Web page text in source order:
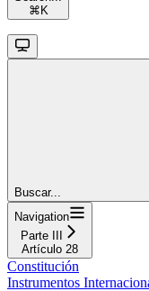
⌘ K
Buscar...
Navigation
Parte III
Artículo 28
Constitución
Instrumentos